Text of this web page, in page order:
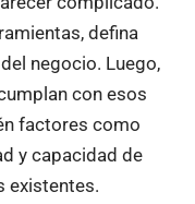
defina
negocio. Luego,
con esos
factores como
y capacidad de
existentes.